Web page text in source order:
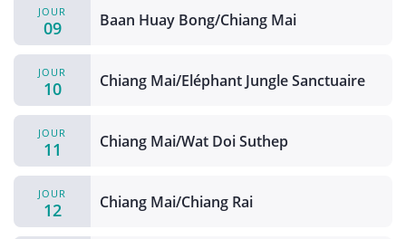
JOUR
09 Baan Huay Bong/Chiang Mai
JOUR
10 Chiang Mai/Eléphant Jungle Sanctuaire
JOUR
11 Chiang Mai/Wat Doi Suthep
JOUR
12 Chiang Mai/Chiang Rai